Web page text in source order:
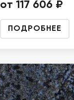
от 117 606 ₽
ПОДРОБНЕЕ